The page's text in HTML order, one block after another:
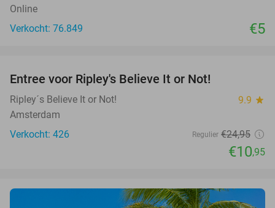
Online
Verkocht: 76.849
€5
Entree voor Ripley's Believe It or Not!
Ripley´s Believe It or Not! 9.9 star
Amsterdam
Verkocht: 426
Regulier €24,95
€10,95